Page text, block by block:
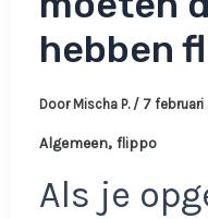
hebben
Door Mischa P. / 7
Algemeen, flippo
Als je